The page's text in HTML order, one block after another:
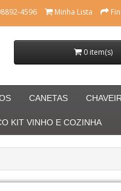
4596 Minha Lista
0 item(s)
CANETAS
KIT VINHO E COZINHA